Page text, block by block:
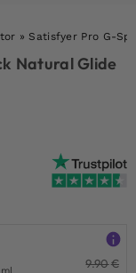
»Satisfyer Pro G-
Natural Glide
9.90€